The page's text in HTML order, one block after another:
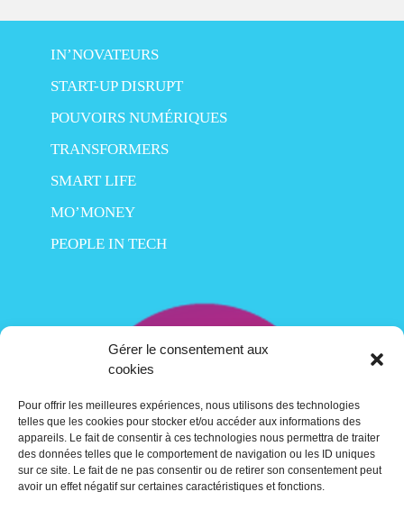
Gérer le consentement aux
cookies
Pour offrir les meilleures expériences, nous utilisons des technologies
telles que les cookies pour stocker et/ou accéder aux informations des
appareils. Le fait de consentir à ces technologies nous permettra de traiter
des données telles que le comportement de navigation ou les ID uniques
sur ce site. Le fait de ne pas consentir ou de retirer son consentement peut
avoir un effet négatif sur certaines caractéristiques et fonctions.
IN’NOVATEURS
START-UP DISRUPT
POUVOIRS NUMÉRIQUES
TRANSFORMERS
SMART LIFE
MO’MONEY
PEOPLE IN TECH